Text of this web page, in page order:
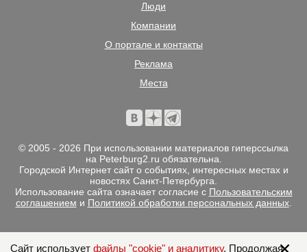
Люди
Компании
О портале и контакты
Реклама
Места
© 2005 - 2026 При использовании материалов гиперссылка
на Peterburg2.ru обязательна.
Городской Интернет сайт о событиях, интересных местах и
новостях Санкт-Петербурга.
Использование сайта означает согласие с Пользовательским
соглашением и Политикой обработки персональных данных.
Сайт использует файлы "cookie" и аналитику. Продолжая